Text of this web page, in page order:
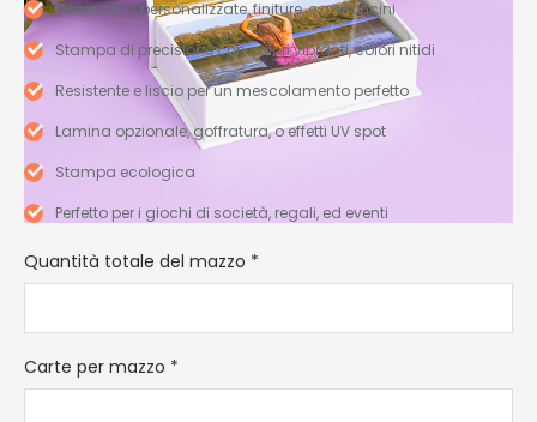
Dimensioni personalizzate, finiture, e cartoncini
Stampa di precisione con colori vibranti, colori nitidi
Resistente e liscio per un mescolamento perfetto
Lamina opzionale, goffratura, o effetti UV spot
Stampa ecologica
Perfetto per i giochi di società, regali, ed eventi
Quantità totale del mazzo *
Carte per mazzo *